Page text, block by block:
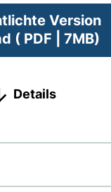
Version
( PDF | 7MB)
Details